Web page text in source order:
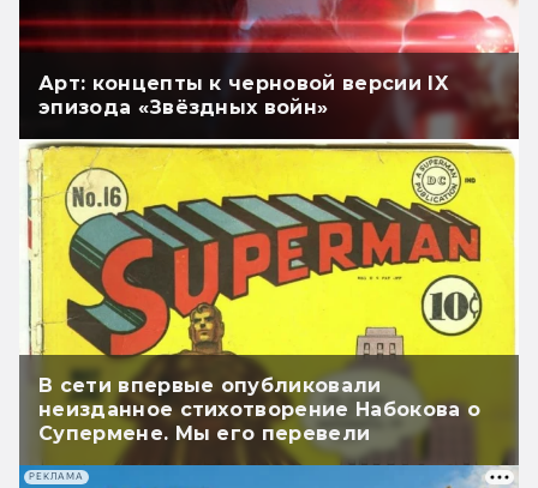
Арт: концепты к черновой версии IX
эпизода «Звёздных войн»
В сети впервые опубликовали
неизданное стихотворение Набокова о
Супермене. Мы его перевели
РЕКЛАМА